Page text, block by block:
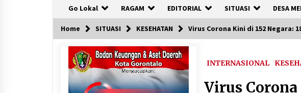
Go Lokal RAGAM EDITORIAL SITUASI DESA
Home SITUASI KESEHATAN Virus Corona Kini di 152 Negara:
INTERNASIONAL
Virus